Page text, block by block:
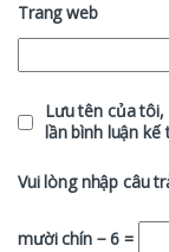
Trang web
Lưu tên của
lần bình luận kế
Vui lòng nhập câu
mười chín − 6 =